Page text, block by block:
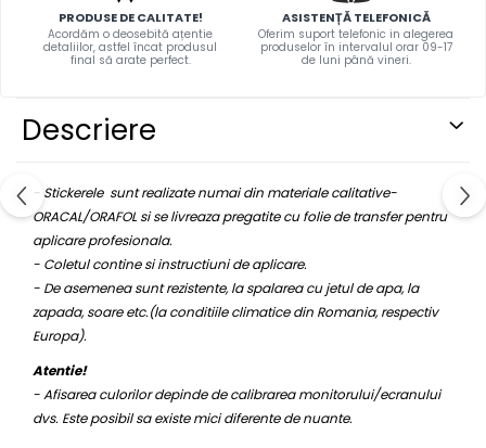
PAUL WALKER STICKER
PENTRU FETE
SETURI STICKERE
STICKERE CAPAC REZERVOR
STICKERE CU ANIMALE
STICKERE GEAM MIC
STICKERE JDM
STICKERE PENTRU CAPOTA
STICKERE PENTRU LATERALE
STICKERE PERSONALIZATE
STICKERE PRAGURI
PRODUSE DE CALITATE!
Acordăm o deosebită ațentie
detaliilor, astfel încat produsul
final să arate perfect.
ASISTENȚĂ TELEFONICĂ
Oferim suport telefonic in alegerea
produselor în intervalul orar 09-17
de luni până vineri.
Descriere
- Stickerele sunt realizate numai din materiale calitative-
ORACAL/ORAFOL si se livreaza pregatite cu folie de transfer pentru
aplicare profesionala.
- Coletul contine si instructiuni de aplicare.
- De asemenea sunt rezistente, la spalarea cu jetul de apa, la
zapada, soare etc.(la conditiile climatice din Romania, respectiv
Europa).
Atentie!
- Afisarea culorilor depinde de calibrarea monitorului/ecranului
dvs. Este posibil sa existe mici diferente de nuante.